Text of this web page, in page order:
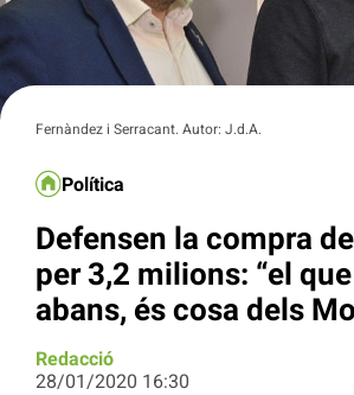
Fernàndez i Serracant. Autor: J.d.A.
Política
Defensen la compra
per 3,2 milions: “el
abans, és cosa dels
Redacció
28/01/2020 16:30